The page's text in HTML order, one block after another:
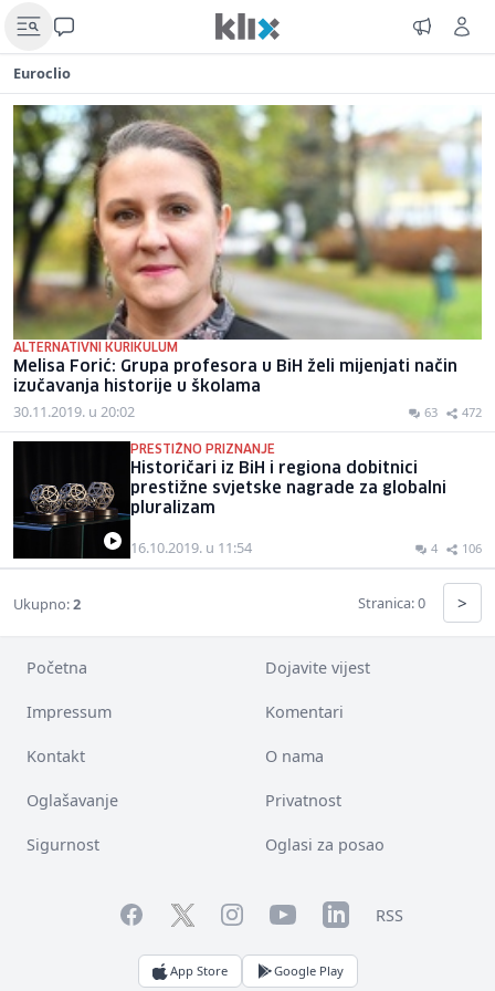
Euroclio
ALTERNATIVNI KURIKULUM
Melisa Forić: Grupa profesora u BiH želi mijenjati način
izučavanja historije u školama
30.11.2019. u 20:02 63 472
PRESTIŽNO PRIZNANJE
Historičari iz BiH i regiona dobitnici
prestižne svjetske nagrade za globalni
pluralizam
16.10.2019. u 11:54 4 106
Ukupno:2 Stranica: 0 >
Početna Dojavite vijest
Impressum Komentari
Kontakt O nama
Oglašavanje Privatnost
Sigurnost Oglasi za posao
FacebookTwitterInstagramYouTubeLinkedInRSS
App Store Google Play